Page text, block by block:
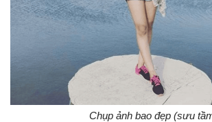
Chụp ảnh bao đẹp (sưu